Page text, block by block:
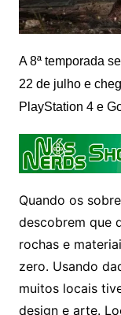
A 8ª temporada
22 de julho e
PlayStation 4 e
Quando os
descobrem que
rochas e
zero. Usando
muitos locais
design e arte.